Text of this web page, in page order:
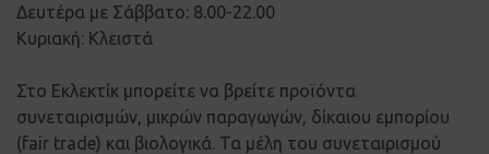
Δευτέρα με Σάββατο: 8.00-22.00
Κυριακή: Κλειστά
Στο Εκλεκτίκ μπορείτε να βρείτε προϊόντα
συνεταιρισμών, μικρών παραγωγών, δίκαιου εμπορίου
(fair trade) και βιολογικά. Τα μέλη του συνεταιρισμού